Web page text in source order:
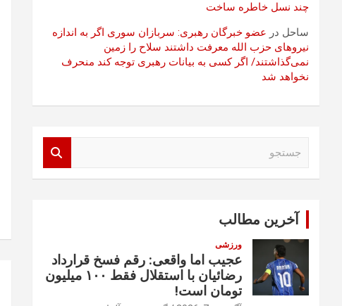
چند نسل خاطره ساخت
ساحل در عضو خبرگان رهبری: سربازان سوری اگر به اندازه
نیروهای حزب الله معرفت داشتند سلاح را زمین
نمی‌گذاشتند/ اگر کسی به بیانات رهبری توجه کند منحرف
نخواهد شد
آخرین مطالب
ورزشی
عجیب اما واقعی: رقم فسخ قرارداد
رضائیان با استقلال فقط ۱۰۰ میلیون
تومان است!